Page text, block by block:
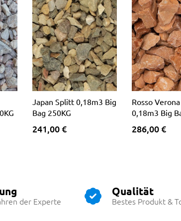
Japan Splitt 0,18m3 Big
Bag 250KG
241,00 €
Rosso
0,18m3 Big
286,00 €
der Experte
Qualität
Bestes Produkt &